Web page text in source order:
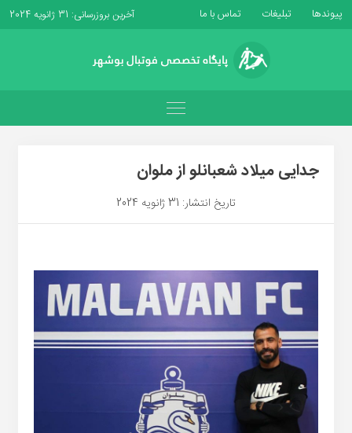
پیوندها تبلیغات تماس با ما آخرین بروزرسانی: 31 ژانویه 2024
جدایی میلاد شعبانلو از ملوان
تاریخ انتشار: 31 ژانویه 2024